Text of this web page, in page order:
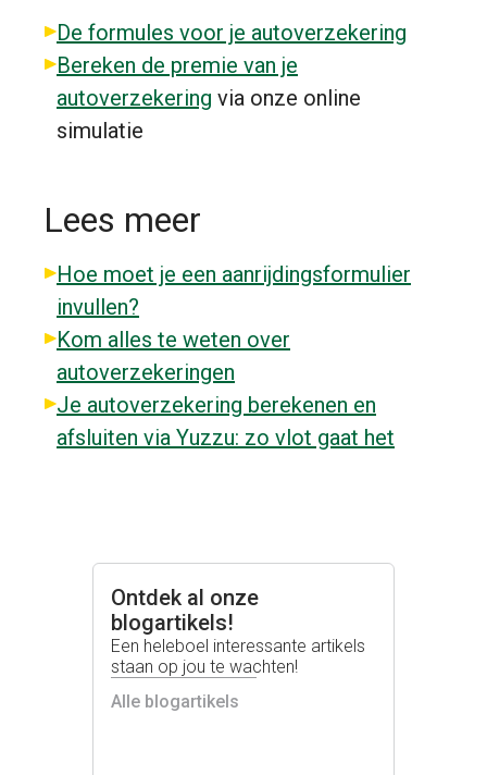
De formules voor je autoverzekering
Bereken de premie van je
autoverzekering via onze online
simulatie
Lees meer
Hoe moet je een aanrijdingsformulier
invullen?
Kom alles te weten over
autoverzekeringen
Je autoverzekering berekenen en
afsluiten via Yuzzu: zo vlot gaat het
Ontdek al onze
blogartikels!
Een heleboel interessante artikels
staan op jou te wachten!
Alle blogartikels